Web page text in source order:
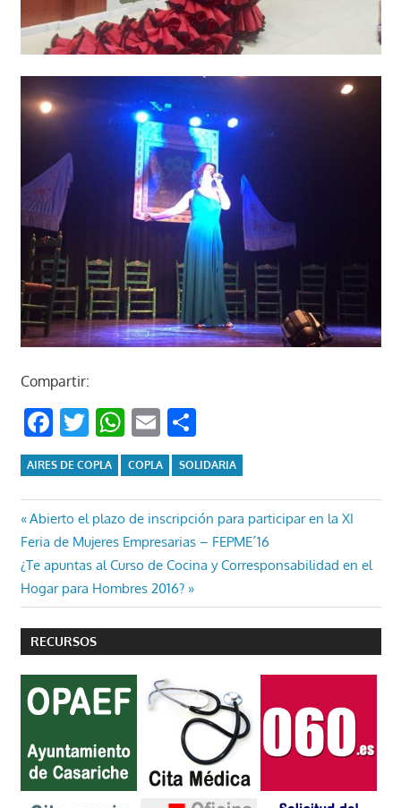
Compartir:
Facebook
Twitter
WhatsApp
EmailCompartir
AIRES DE COPLA COPLA SOLIDARIA
Navegación
de
entradas
Entrada
anterior:
Abierto el plazo de inscripción para participar en la XI
Feria de Mujeres Empresarias – FEPME´16
Entrada
siguiente:
¿Te apuntas al Curso de Cocina y Corresponsabilidad en el
Hogar para Hombres 2016?
RECURSOS